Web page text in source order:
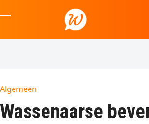
to
mobile
mobile
Algemeen
Wassenaarse